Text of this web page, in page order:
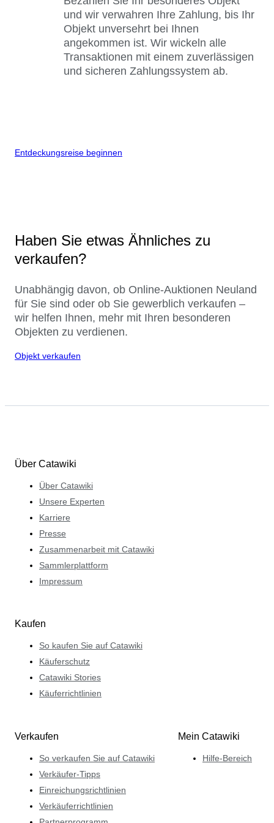
und wir verwahren Ihre Zahlung, bis Ihr
Objekt unversehrt bei Ihnen
angekommen ist. Wir wickeln alle
Transaktionen mit einem zuverlässigen
und sicheren Zahlungssystem ab.
Entdeckungsreise beginnen
Haben Sie etwas Ähnliches zu
verkaufen?
Unabhängig davon, ob Online-Auktionen Neuland
für Sie sind oder ob Sie gewerblich verkaufen –
wir helfen Ihnen, mehr mit Ihren besonderen
Objekten zu verdienen.
Objekt verkaufen
Über Catawiki
Über Catawiki
Unsere Experten
Karriere
Presse
Zusammenarbeit mit Catawiki
Sammlerplattform
Impressum
Kaufen
So kaufen Sie auf Catawiki
Käuferschutz
Catawiki Stories
Käuferrichtlinien
Verkaufen
So verkaufen Sie auf Catawiki
Verkäufer-Tipps
Einreichungsrichtlinien
Verkäuferrichtlinien
Mein Catawiki
Hilfe-Bereich